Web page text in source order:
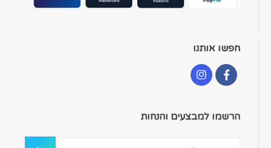
חפשו אותנו
הרשמו למבצעים והנחות